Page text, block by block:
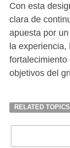
Con esta
clara de
apuesta por
la experiencia,
objetivos del
RELATED TOPICS